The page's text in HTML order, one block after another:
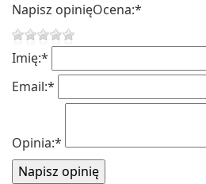
Napisz opinięOcena:*
Imię:*
Email:*
Opinia:*